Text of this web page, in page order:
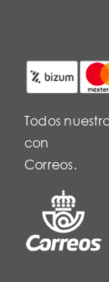
Todos
con
Correos.